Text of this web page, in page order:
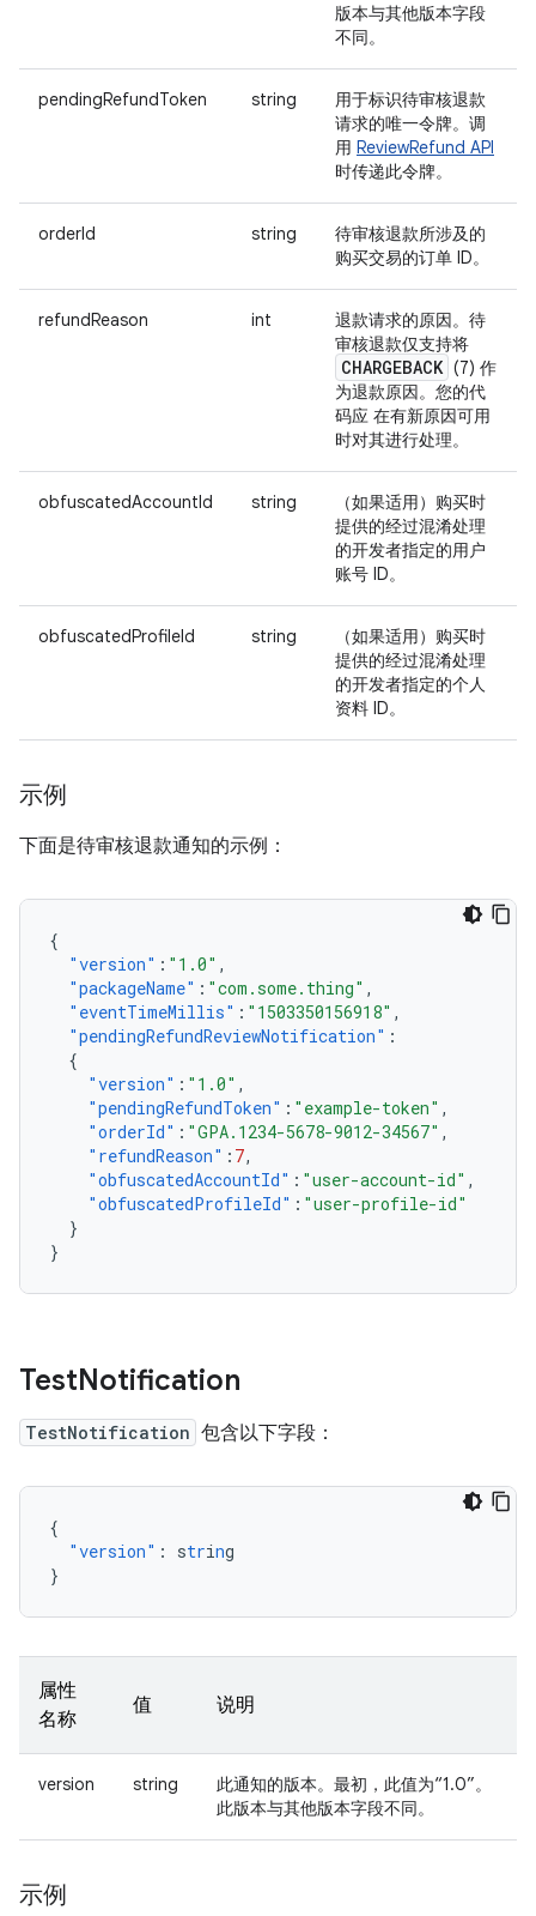
版本与其他版本字段
不同。
pendingRefundToken string
用于标识待审核退款
请求的唯一令牌。调
用 ReviewRefund API
时传递此令牌。
orderId string
待审核退款所涉及的
购买交易的订单 ID。
refundReason int
退款请求的原因。待
审核退款仅支持将
CHARGEBACK (7) 作
为退款原因。您的代
码应 在有新原因可用
时对其进行处理。
obfuscatedAccountId string
（如果适用）购买时
提供的经过混淆处理
的开发者指定的用户
账号 ID。
obfuscatedProfileId string
（如果适用）购买时
提供的经过混淆处理
的开发者指定的个人
资料 ID。
示例
下面是待审核退款通知的示例：
{
"version" : "1.0" ,
"packageName" : "com.some.thing" ,
"eventTimeMillis" : "1503350156918" ,
"pendingRefundReviewNotification" :
{
"version" : "1.0" ,
"pendingRefundToken" : "example-token" ,
"orderId" : "GPA.1234-5678-9012-34567" ,
"refundReason" : 7,
"obfuscatedAccountId" : "user-account-id" ,
"obfuscatedProfileId" : "user-profile-id"
}
}
TestNotification
TestNotification 包含以下字段：
{
"version" : string
}
属性
名称
值 说明
version string
此通知的版本。最初，此值为“1.0”。
此版本与其他版本字段不同。
示例